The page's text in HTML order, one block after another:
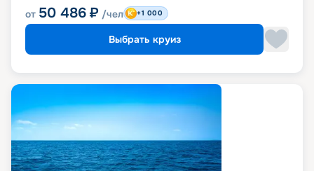
от 50 486 ₽ /чел +1 000
Выбрать круиз